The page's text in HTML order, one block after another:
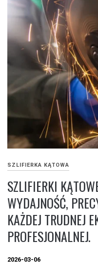
SZLIFIERKA KĄTOWA
SZLIFIERKI
WYDAJNOŚĆ,
KAŻDEJ TRUDNEJ
PROFESJONALNEJ.
2026-03-06